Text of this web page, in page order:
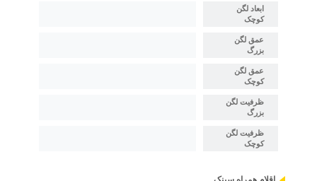
ابعاد لگن
کوچک
عمق لگن
بزرگ
عمق لگن
کوچک
ظرفیت لگن
بزرگ
ظرفیت لگن
کوچک